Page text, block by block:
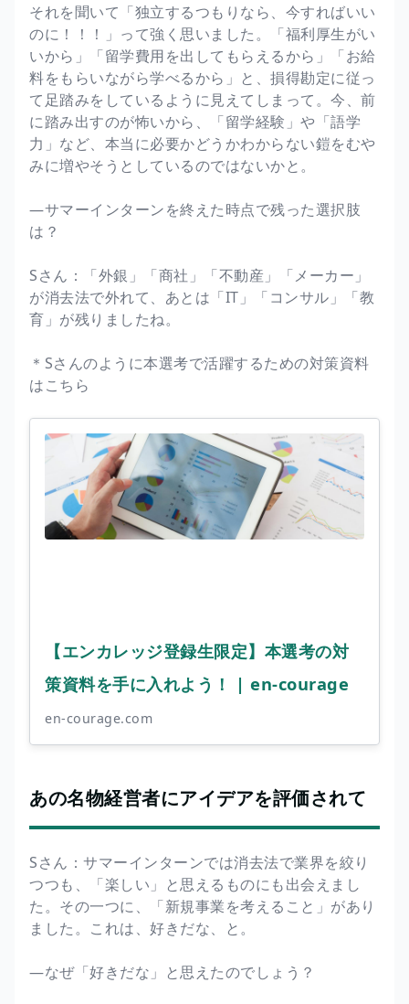
それを聞いて「独立するつもりなら、今すればいい
のに！！！」って強く思いました。「福利厚生がい
いから」「留学費用を出してもらえるから」「お給
料をもらいながら学べるから」と、損得勘定に従っ
て足踏みをしているように見えてしまって。今、前
に踏み出すのが怖いから、「留学経験」や「語学
力」など、本当に必要かどうかわからない鎧をむや
みに増やそうとしているのではないかと。
―サマーインターンを終えた時点で残った選択肢
は？
Sさん：「外銀」「商社」「不動産」「メーカー」
が消去法で外れて、あとは「IT」「コンサル」「教
育」が残りましたね。
＊Sさんのように本選考で活躍するための対策資料
はこちら
【エンカレッジ登録生限定】本選考の対
策資料を手に入れよう！ | en-courage
en-courage.com
あの名物経営者にアイデアを評価されて
Sさん：サマーインターンでは消去法で業界を絞り
つつも、「楽しい」と思えるものにも出会えまし
た。その一つに、「新規事業を考えること」があり
ました。これは、好きだな、と。
―なぜ「好きだな」と思えたのでしょう？